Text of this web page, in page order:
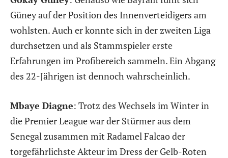
Güney auf der Position des Innenverteidigers am
wohlsten. Auch er konnte sich in der zweiten Liga
durchsetzen und als Stammspieler erste
Erfahrungen im Profibereich sammeln. Ein Abgang
des 22-Jährigen ist dennoch wahrscheinlich.
Mbaye Diagne: Trotz des Wechsels im Winter in
die Premier League war der Stürmer aus dem
Senegal zusammen mit Radamel Falcao der
torgefährlichste Akteur im Dress der Gelb-Roten